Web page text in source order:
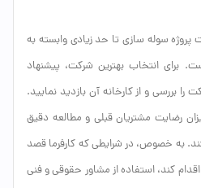
سوله سازی تا حد زیادی وابسته به
انتخاب بهترین شرکت، پیشنهاد
را بررسی و از کارخانه آن بازدید نمایید.
رضایت مشتریان قبلی و مطالعه دقیق
به خصوص، در شرایطی که کارفرما قصد
کند، استفاده از مشاور حقوقی و فنی